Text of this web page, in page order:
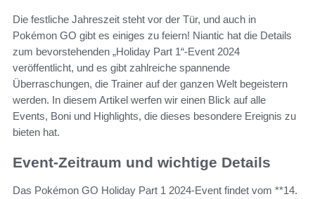
Die festliche Jahreszeit steht vor der Tür, und auch in
Pokémon GO gibt es einiges zu feiern! Niantic hat die Details
zum bevorstehenden „Holiday Part 1“-Event 2024
veröffentlicht, und es gibt zahlreiche spannende
Überraschungen, die Trainer auf der ganzen Welt begeistern
werden. In diesem Artikel werfen wir einen Blick auf alle
Events, Boni und Highlights, die dieses besondere Ereignis zu
bieten hat.
Event-Zeitraum und wichtige Details
Das Pokémon GO Holiday Part 1 2024-Event findet vom **14.